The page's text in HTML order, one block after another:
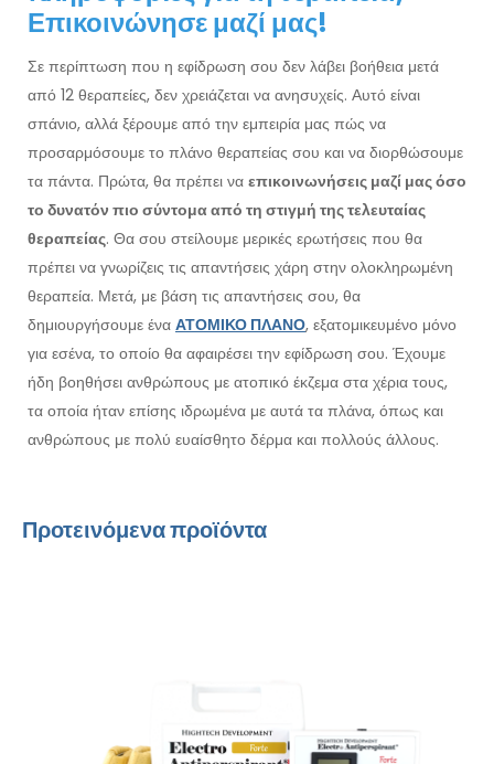
Επικοινώνησε μαζί μας!
Σε περίπτωση που η εφίδρωση σου δεν λάβει βοήθεια μετά
από 12 θεραπείες, δεν χρειάζεται να ανησυχείς. Αυτό είναι
σπάνιο, αλλά ξέρουμε από την εμπειρία μας πώς να
προσαρμόσουμε το πλάνο θεραπείας σου και να διορθώσουμε
τα πάντα. Πρώτα, θα πρέπει να επικοινωνήσεις μαζί μας όσο
το δυνατόν πιο σύντομα από τη στιγμή της τελευταίας
θεραπείας. Θα σου στείλουμε μερικές ερωτήσεις που θα
πρέπει να γνωρίζεις τις απαντήσεις χάρη στην ολοκληρωμένη
θεραπεία. Μετά, με βάση τις απαντήσεις σου, θα
δημιουργήσουμε ένα ΑΤΟΜΙΚΟ ΠΛΑΝΟ, εξατομικευμένο μόνο
για εσένα, το οποίο θα αφαιρέσει την εφίδρωση σου. Έχουμε
ήδη βοηθήσει ανθρώπους με ατοπικό έκζεμα στα χέρια τους,
τα οποία ήταν επίσης ιδρωμένα με αυτά τα πλάνα, όπως και
ανθρώπους με πολύ ευαίσθητο δέρμα και πολλούς άλλους.
Προτεινόμενα προϊόντα